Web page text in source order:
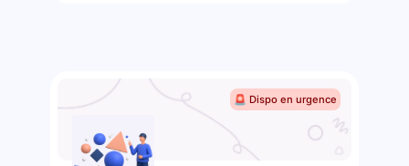
🚨 Dispo en urgence